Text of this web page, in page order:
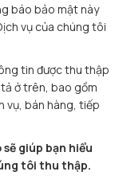
báo bảo mật này
vụ của chúng tôi
tin được thu thập
ở trên, bao gồm
vụ, bán hàng, tiếp
giúp bạn hiểu
tôi thu thập.